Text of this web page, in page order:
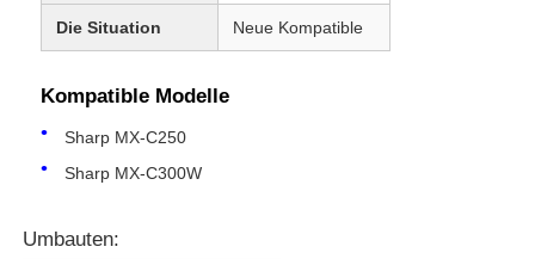
Die Situation Neue Kompatible
Kompatible Modelle
Sharp MX-C250
Sharp MX-C300W
Umbauten: